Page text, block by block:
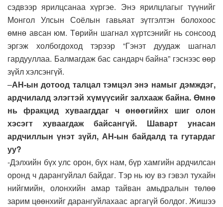
сэдвээр ярилц­санаа хүргэе. Энэ ярилцлагыг түү­нийг
Монгол Улсын Соёлын гавьяат зүтгэлтэн болохоос
өмнө авсан юм. Төрийн шагнал хүрт­сэнийг нь сонсоод
эргэж холбогдоход тэрээр “Гэнэт дуудаж шагнал
гардууллаа. Балмагдаж бас сандарч байна” гэснээс өөр
зүйл хэлсэнгүй.
–АН-ын дотоод талцал тэмцэл энэ намыг дэмждэг,
ардчилалд элэгтэй хүмүүсийг залхааж байна. Өмнө
нь фракцид хуваагддаг ч өнөөгийнх шиг олон
хэсэгт хуваагдаж байсангүй. Шаварт унасан
ардчиллын үнэт зүйл, АН-ын байдалд та гутардаг
уу?
-Дэлхийн бүх улс орон, бүх нам, бүр хамгийн ардчилсан
оронд ч дарангуйлал байдаг. Тэр нь юу вэ гэвэл тухайн
нийгмийн, олонхийн амар тайван амьдралын төлөө
зарим цөөнхийг дарангуйлахаас аргагүй болдог. Жишээ